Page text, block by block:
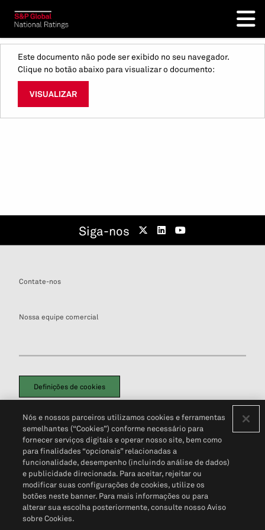
Este documento não pode ser exibido no seu navegador.
Clique no botão abaixo para visualizar o documento:
VISUALIZAR
Siga-nos
Contate-nos
Nossa equipe comercial
Definições de cookies
Política de PrivacidadePortal de privacidade do cliente (em inglês)
Não Venda Minhas Informações Pessoais© 2026 S&P Global
Nós e nossos parceiros utilizamos cookies e ferramentas
semelhantes (“Cookies”) conforme necessário para
fornecer serviços digitais e operar nosso site, bem como
para finalidades “opcionais” relacionadas a
funcionalidade, desempenho (incluindo análise de dados)
e publicidade direcionada. Para aceitar, rejeitar ou
modificar suas configurações de cookies, utilize os
botões neste banner. Para mais informações ou para
alterar sua escolha posteriormente, consulte nosso Aviso
sobre Cookies.